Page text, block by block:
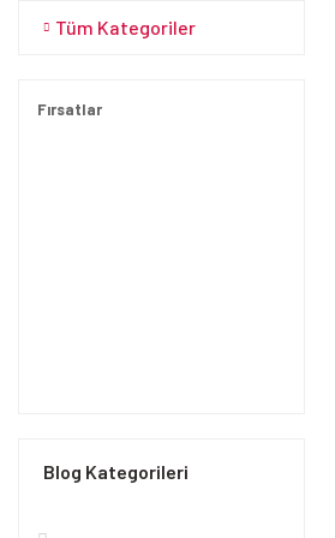
Tüm Kategoriler
Fırsatlar
Blog Kategorileri